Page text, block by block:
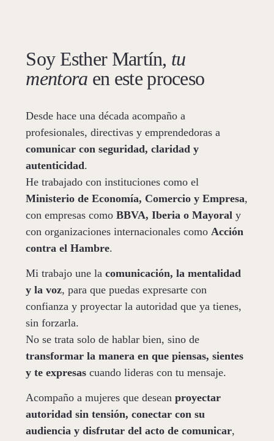
Soy Esther Martín, tu
mentora en este proceso
Desde hace una década acompaño a
profesionales, directivas y emprendedoras a
comunicar con seguridad, claridad y
autenticidad.
He trabajado con instituciones como el
Ministerio de Economía, Comercio y Empresa,
con empresas comoBBVA, Iberia o Mayoral y
con organizaciones internacionales como Acción
contra el Hambre.
Mi trabajo une lacomunicación, la mentalidad
y la voz, para que puedas expresarte con
confianza y proyectar la autoridad que ya tienes,
sin forzarla.
No se trata solo de hablar bien, sino de
transformar la manera en que piensas, sientes
y te expresas cuando lideras con tu mensaje.
Acompaño a mujeres que deseanproyectar
autoridad sin tensión, conectar con su
audiencia y disfrutar del acto de comunicar,